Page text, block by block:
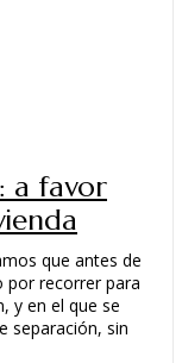
a favor
que antes de
por recorrer para
y en el que se
separación, sin